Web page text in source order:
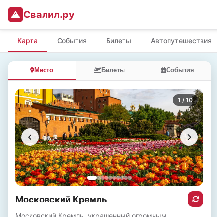
Свалил.ру
Карта События Билеты Автопутешествия
Место Билеты События
1 / 10
Московский Кремль
Московский Кремль, украшенный огромным